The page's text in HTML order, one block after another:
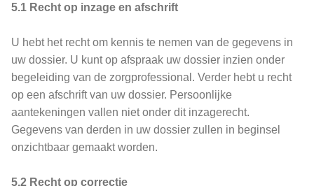
5.1 Recht op inzage en afschrift
U hebt het recht om kennis te nemen van de gegevens in
uw dossier. U kunt op afspraak uw dossier inzien onder
begeleiding van de zorgprofessional. Verder hebt u recht
op een afschrift van uw dossier. Persoonlijke
aantekeningen vallen niet onder dit inzagerecht.
Gegevens van derden in uw dossier zullen in beginsel
onzichtbaar gemaakt worden.
5.2 Recht op correctie